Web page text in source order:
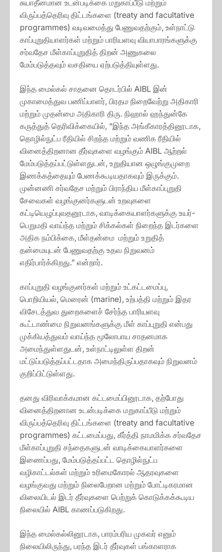
சுயாதீனமான உடன்படிக்கை மறுகாப்பீடு மற்றும்
விருப்பத்தெரிவு திட்டங்களை (treaty and facultative
programmes) வடிவமைத்து பேணுவதற்கும், உள்நாட்டு
காப்புறுதியாளர்கள் மற்றும் பாரியளவு வியாபாரங்களுக்கு
சர்வதேச மீள்காப்புறுதித் திறன் அணுகலை
மேம்படுத்தவும் வசதியை ஏற்படுத்தியுள்ளது.
இந்த மைல்கல் சாதனை தொடர்பில் AIBL இன்
முகாமைத்துவ பணிப்பாளர், பிரதம நிறைவேற்று அதிகாரி
மற்றும் முதன்மை அதிகாரி திரு. நிஹால் ஹந்துன்கே
கருத்துத் தெரிவிக்கையில், “இந்த அங்கீகாரத்தினூடாக,
தொழில்நுட்ப ரீதியில் சிறந்த மற்றும் வணிக ரீதியில்
வினைத்திறனான தீர்வுகளை வழங்கும் AIBL ஆற்றல்
மேம்படுத்தப்பட்டுள்ளதுடன், உறுதியான ஒழுங்குமுறை
இணக்கத்தையும் பேணக்கூடியதாகவும் இருக்கும்.
முன்னணி சர்வதேச மற்றும் பிராந்திய மீள்காப்புறுதி
சேவைகள் வழங்குனர்களுடன் உறவுகளை
கட்டியெழுப்புவதனூடாக, வாடிக்கையாளர்களுக்கு உயர்-
பெறுமதி வாய்ந்த மற்றும் சிக்கல்கள் நிறைந்த இடர்களை
அதிக நம்பிக்கை, மீள்தன்மை மற்றும் உறுதித்
தன்மையுடன் பேணுவதற்கு உதவ நிறுவனம்
எதிர்பார்க்கிறது.” என்றார்.
காப்புறுதி வழங்குனர்கள் மற்றும் உட்கட்டமைப்பு,
பொறியியல், மெரைன் (marine), உற்பத்தி மற்றும் இதர
விசேடத்துவ துறைகளைச் சேர்ந்த பாரியளவு
கூட்டாண்மை நிறுவனங்களுக்கு மீள் காப்புறுதி என்பது
முக்கியத்துவம் வாய்ந்த மூலோபாய சாதனமாக
அமைந்துள்ளதுடன், உள்நாட்டிலுள்ள திறன்
மட்டுப்படுத்தப்பட்டதாக அமைந்திருப்பதாகவும் நிறுவனம்
குறிப்பிட்டுள்ளது.
தனது விரிவாக்கமான கட்டமைப்பினூடாக, தற்போது
வினைத்திறனான உடன்படிக்கை மறுகாப்பீடு மற்றும்
விருப்பத்தெரிவு திட்டங்களை (treaty and facultative
programmes) கட்டமைப்பது, கீர்த்தி நாமமிக்க சர்வதேச
மீள்காப்புறுதி சந்தைகளுடன் வாடிக்கையாளர்களை
இணைப்பது, மேம்படுத்தப்பட்ட தொழில்நுட்ப
வழிகாட்டல்கள் மற்றும் உரிமைகோரல் ஆதரவுகளை
வழங்குவது மற்றும் நிலைபேறான மற்றும் போட்டிகரமான
விலையிடல் இடர் தீர்வுகளை பெற்றுக் கொடுக்கக்கூடிய
நிலையில் AIBL காணப்படுகிறது.
இந்த மைல்கல்லினூடாக, பாரம்பரிய முகவர் எனும்
நிலையிலிருந்து, பரந்த இடர் தீர்வுகள் பங்காளராக